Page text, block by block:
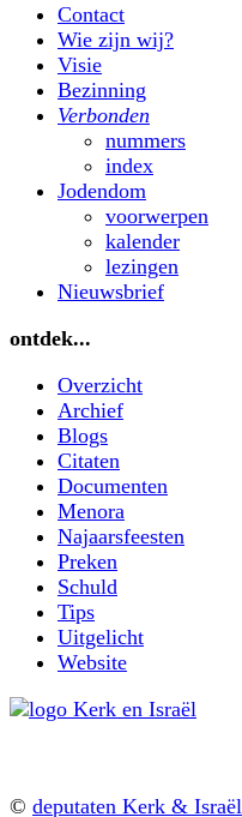
Contact
Wie zijn wij?
Visie
Bezinning
Verbonden
nummers
index
Jodendom
voorwerpen
kalender
lezingen
Nieuwsbrief
ontdek...
Overzicht
Archief
Blogs
Citaten
Documenten
Menora
Najaarsfeesten
Preken
Schuld
Tips
Uitgelicht
Website
© deputaten Kerk & Israël